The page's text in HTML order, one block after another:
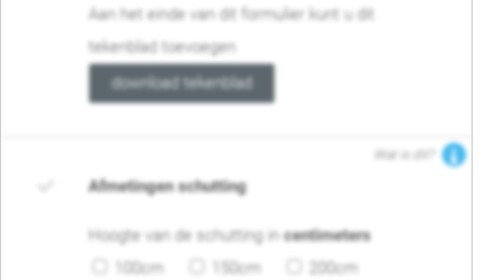
Aan het einde van dit formulier kunt u dit
tekenblad toevoegen
download tekenblad
Wat is dit?
Afmetingen schutting
Hoogte van de schutting incentimeters
100cm
150cm
200cm